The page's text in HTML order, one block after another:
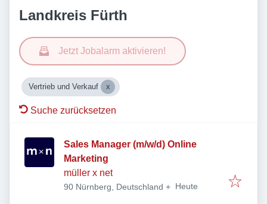
Landkreis Fürth
Jetzt Jobalarm aktivieren!
Vertrieb und Verkauf
Suche zurücksetzen
Sales Manager (m/w/d) Online
Marketing
müller x net
90 Nürnberg, Deutschland + Veröffentlicht
Heute